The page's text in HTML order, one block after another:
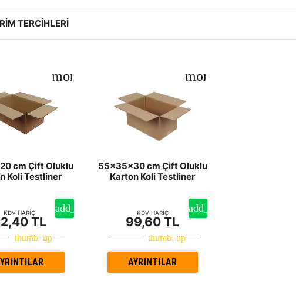
TERCIHLERI
cm Çift Oluklu
Koli Testliner
KDV HARİÇ
TL
55x35x30 cm Çift Oluklu
Karton Koli Testliner
KDV HARİÇ
99,60 TL
AYRINTILAR